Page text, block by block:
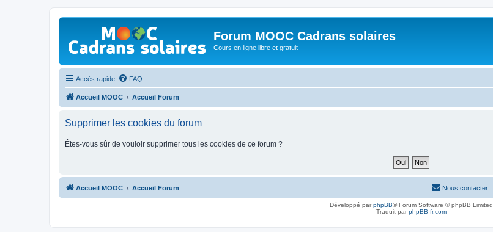
Forum MOOC Cadrans solaires
Cours en ligne libre et gratuit
Accès rapide FAQ
Accueil MOOC Accueil Forum
Supprimer les cookies du forum
Êtes-vous sûr de vouloir supprimer tous les cookies de ce forum ?
Accueil MOOC Accueil Forum Nous contacter
Développé parphpBB® Forum Software © phpBB Limited
Traduit parphpBB-fr.com